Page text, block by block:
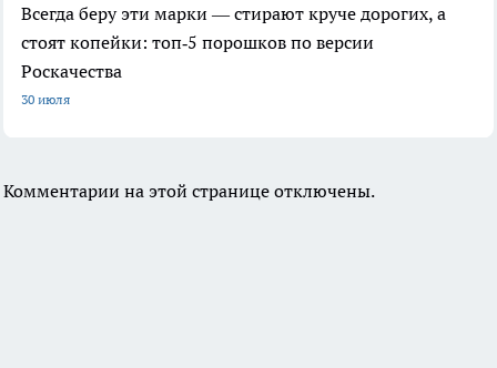
Всегда беру эти марки — стирают круче дорогих, а
стоят копейки: топ‑5 порошков по версии
Роскачества
30 июля
Комментарии на этой странице отключены.